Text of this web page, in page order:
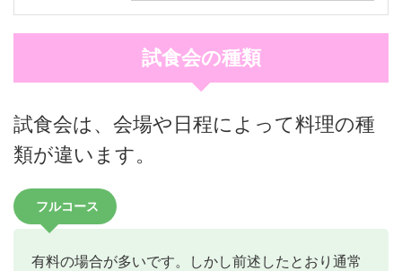
試食会の種類
試食会は、会場や日程によって料理の種
類が違います。
フルコース
有料の場合が多いです。しかし前述したとおり通常